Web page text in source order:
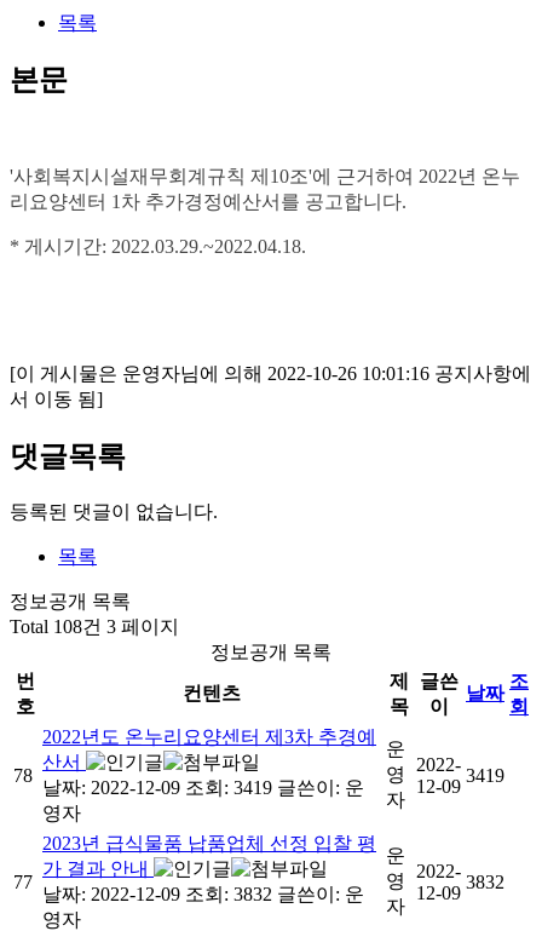
목록
본문
'사회복지시설재무회계규칙 제10조'에 근거하여 2022년 온누
리요양센터 1차 추가경정예산서를 공고합니다.
* 게시기간: 2022.03.29.~2022.04.18.
[이 게시물은 운영자님에 의해 2022-10-26 10:01:16 공지사항에
서 이동 됨]
댓글목록
등록된 댓글이 없습니다.
목록
정보공개 목록
Total 108건 3 페이지
정보공개 목록
번
호
컨텐츠
제
목
글쓴
이
날짜
조
회
78
2022년도 온누리요양센터 제3차 추경예
산서
날짜: 2022-12-09 조회: 3419 글쓴이: 운
영자
운
영
자
2022-
12-09
3419
77
2023년 급식물품 납품업체 선정 입찰 평
가 결과 안내
날짜: 2022-12-09 조회: 3832 글쓴이: 운
영자
운
영
자
2022-
12-09
3832